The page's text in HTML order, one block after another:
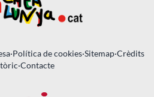
·Política de cookies·Sitemap·Crèdits
·Contacte